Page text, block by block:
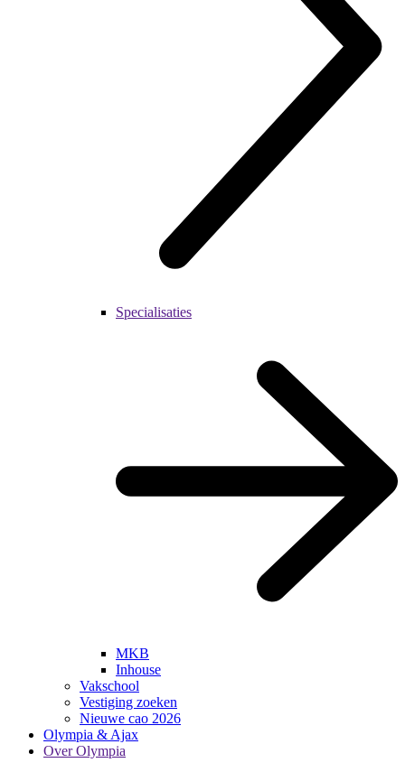
Specialisaties
MKB
Inhouse
Vakschool
Vestiging zoeken
Nieuwe cao 2026
Olympia & Ajax
Over Olympia